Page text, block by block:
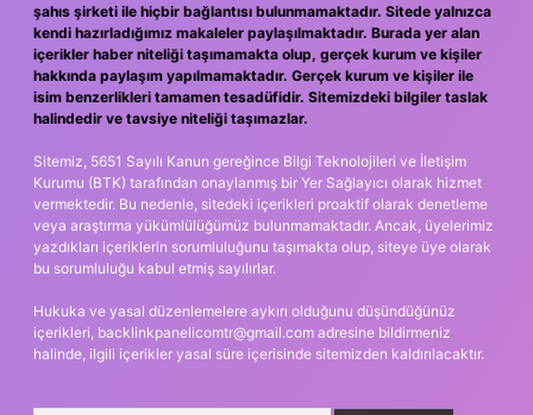
şahıs şirketi ile hiçbir bağlantısı bulunmamaktadır. Sitede yalnızca
kendi hazırladığımız makaleler paylaşılmaktadır. Burada yer alan
içerikler haber niteliği taşımamakta olup, gerçek kurum ve kişiler
hakkında paylaşım yapılmamaktadır. Gerçek kurum ve kişiler ile
isim benzerlikleri tamamen tesadüfidir. Sitemizdeki bilgiler taslak
halindedir ve tavsiye niteliği taşımazlar.
Sitemiz, 5651 Sayılı Kanun gereğince Bilgi Teknolojileri ve İletişim
Kurumu (BTK) tarafından onaylanmış bir Yer Sağlayıcı olarak hizmet
vermektedir. Bu nedenle, sitedeki içerikleri proaktif olarak denetleme
veya araştırma yükümlülüğümüz bulunmamaktadır. Ancak, üyelerimiz
yazdıkları içeriklerin sorumluluğunu taşımakta olup, siteye üye olarak
bu sorumluluğu kabul etmiş sayılırlar.
Hukuka ve yasal düzenlemelere aykırı olduğunu düşündüğünüz
içerikleri, backlinkpanelicomtr@gmail.com adresine bildirmeniz
halinde, ilgili içerikler yasal süre içerisinde sitemizden kaldırılacaktır.